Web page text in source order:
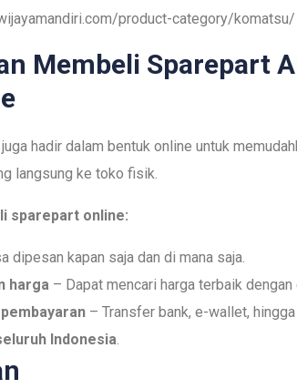
product-category/komatsu/
Membeli Sparepart
juga hadir dalam bentuk online untuk
langsung ke toko fisik.
sparepart online:
dipesan kapan saja dan di mana saja.
harga – Dapat mencari harga terbaik dengan
– Transfer bank, e-wallet, hingga
Indonesia.